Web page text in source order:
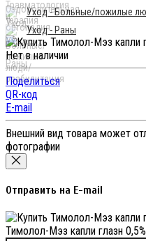
Уход - Больные/пожилые
Уход - Раны
Нет в наличии
Поделиться
QR-код
E-mail
Внешний вид товара может
фотографии
Отправить на E-mail
Тимолол-Мэз капли глазн